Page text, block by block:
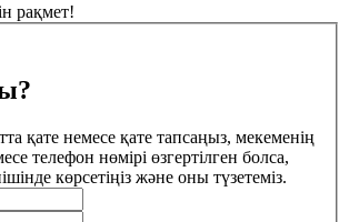
рақмет!
қате немесе қате тапсаңыз, мекеменің
телефон нөмірі өзгертілген болса,
көрсетіңіз және оны түзетеміз.